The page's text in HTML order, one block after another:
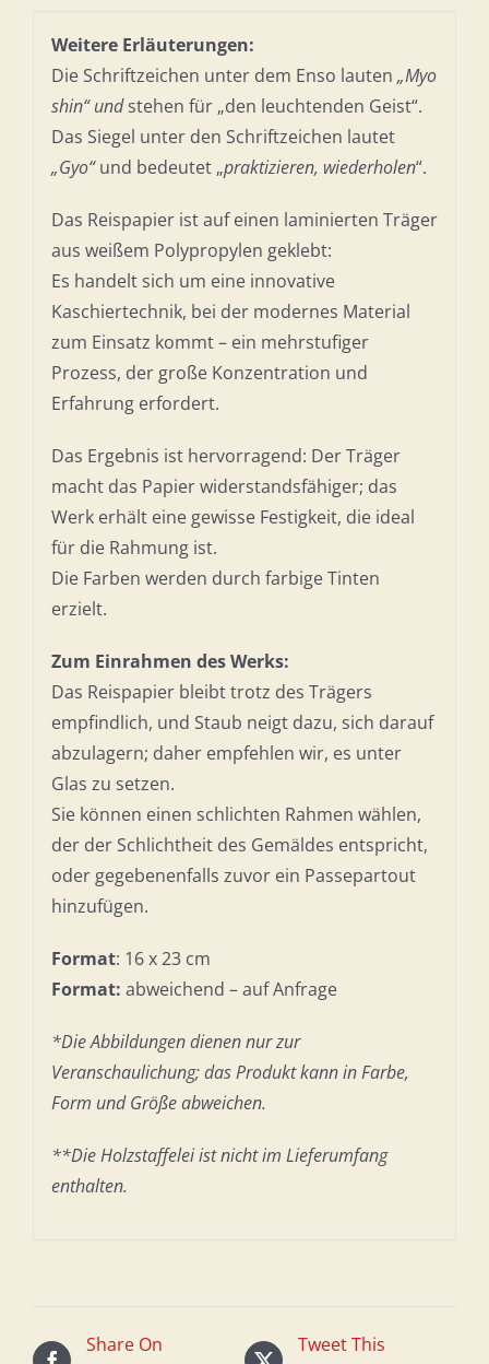
Weitere Erläuterungen:
Die Schriftzeichen unter dem Enso lauten „Myo
shin“ undstehen für „den leuchtenden Geist“.
Das Siegel unter den Schriftzeichen lautet
„Gyo“und bedeutet „praktizieren, wiederholen“.
Das Reispapier ist auf einen laminierten Träger
aus weißem Polypropylen geklebt:
Es handelt sich um eine innovative
Kaschiertechnik, bei der modernes Material
zum Einsatz kommt – ein mehrstufiger
Prozess, der große Konzentration und
Erfahrung erfordert.
Das Ergebnis ist hervorragend: Der Träger
macht das Papier widerstandsfähiger; das
Werk erhält eine gewisse Festigkeit, die ideal
für die Rahmung ist.
Die Farben werden durch farbige Tinten
erzielt.
Zum Einrahmen des Werks:
Das Reispapier bleibt trotz des Trägers
empfindlich, und Staub neigt dazu, sich darauf
abzulagern; daher empfehlen wir, es unter
Glas zu setzen.
Sie können einen schlichten Rahmen wählen,
der der Schlichtheit des Gemäldes entspricht,
oder gegebenenfalls zuvor ein Passepartout
hinzufügen.
Format: 16 x 23 cm
Format: abweichend – auf Anfrage
*Die Abbildungen dienen nur zur
Veranschaulichung; das Produkt kann in Farbe,
Form und Größe abweichen.
**Die Holzstaffelei ist nicht im Lieferumfang
enthalten.
Share On
Tweet This